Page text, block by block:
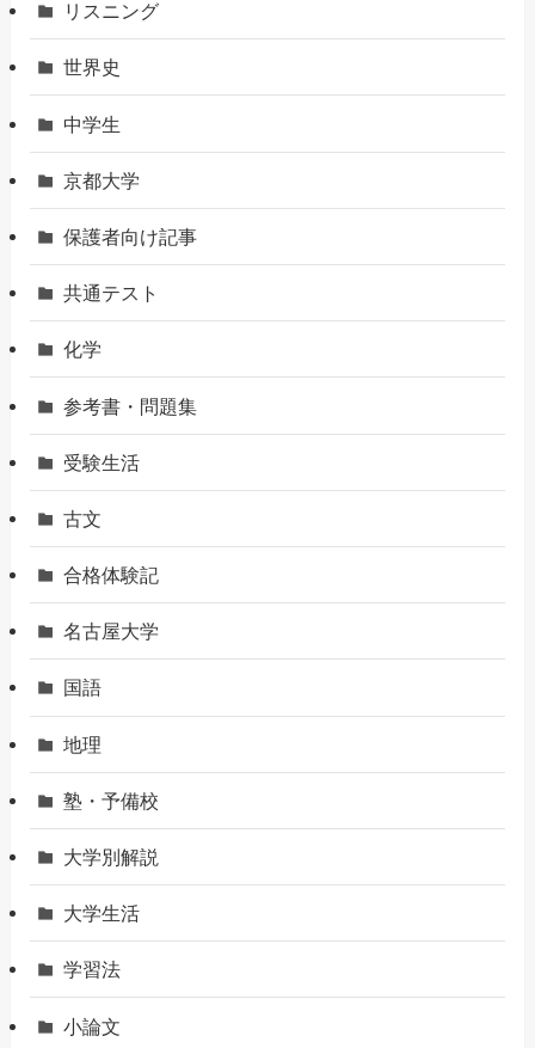
リスニング
世界史
中学生
京都大学
保護者向け記事
共通テスト
化学
参考書・問題集
受験生活
古文
合格体験記
名古屋大学
国語
地理
塾・予備校
大学別解説
大学生活
学習法
小論文